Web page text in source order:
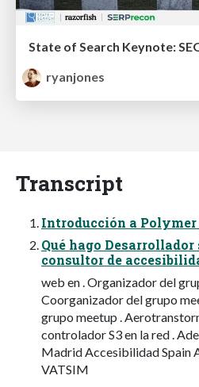
ryanjones
Transcript
Introducción a
Qué hago
consultor de
web en . Organizador del
Coorganizador del grupo
grupo meetup .
controlador S3 en la red .
Madrid Accesibilidad Spain
VATSIM